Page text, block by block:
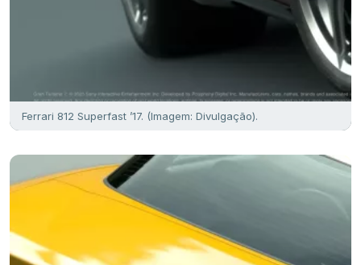
Ferrari 812 Superfast ’17. (Imagem: Divulgação).